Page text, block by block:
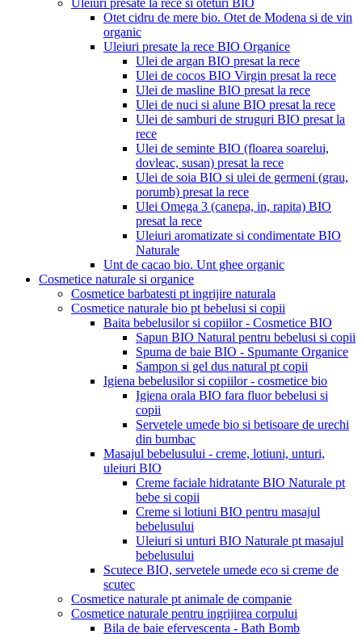
Otet cidru de mere bio. Otet de Modena si de vin
organic
Uleiuri presate la rece BIO Organice
Ulei de argan BIO presat la rece
Ulei de cocos BIO Virgin presat la rece
Ulei de masline BIO presat la rece
Ulei de nuci si alune BIO presat la rece
Ulei de samburi de struguri BIO presat la
rece
Ulei de seminte BIO (floarea soarelui,
dovleac, susan) presat la rece
Ulei de soia BIO si ulei de germeni (grau,
porumb) presat la rece
Ulei Omega 3 (canepa, in, rapita) BIO
presat la rece
Uleiuri aromatizate si condimentate BIO
Naturale
Unt de cacao bio. Unt ghee organic
Cosmetice naturale si organice
Cosmetice barbatesti pt ingrijire naturala
Cosmetice naturale bio pt bebelusi si copii
Baita bebelusilor si copiilor - Cosmetice BIO
Sapun BIO Natural pentru bebelusi si copii
Spuma de baie BIO - Spumante Organice
Sampon si gel dus natural pt copii
Igiena bebelusilor si copiilor - cosmetice bio
Igiena orala BIO fara fluor bebelusi si
copii
Servetele umede bio si betisoare de urechi
din bumbac
Masajul bebelusului - creme, lotiuni, unturi,
uleiuri BIO
Creme faciale hidratante BIO Naturale pt
bebe si copii
Creme si lotiuni BIO pentru masajul
bebelusului
Uleiuri si unturi BIO Naturale pt masajul
bebelusului
Scutece BIO, servetele umede eco si creme de
scutec
Cosmetice naturale pt animale de companie
Cosmetice naturale pentru ingrijirea corpului
Bila de baie efervescenta - Bath Bomb